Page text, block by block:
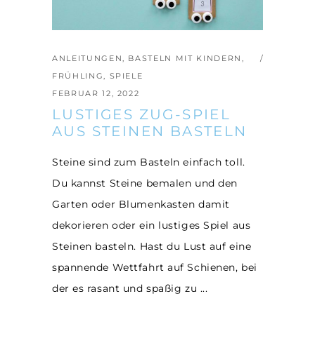
ANLEITUNGEN, BASTELN MIT KINDERN ,
FRÜHLING, SPIELE
FEBRUAR 12, 2022
LUSTIGES ZUG-SPIEL
AUS STEINEN BASTELN
Steine sind zum Basteln einfach toll.
Du kannst Steine bemalen und den
Garten oder Blumenkasten damit
dekorieren oder ein lustiges Spiel aus
Steinen basteln. Hast du Lust auf eine
spannende Wettfahrt auf Schienen, bei
der es rasant und spaßig zu